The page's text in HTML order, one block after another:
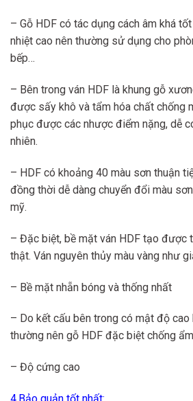
– Gỗ HDF có tác dụng cách âm khá
nhiệt cao nên thường sử dụng cho
bếp…
– Bên trong ván HDF là khung gỗ
được sấy khô và tẩm hóa chất chống
phục được các nhược điểm nặng, dễ
nhiên.
– HDF có khoảng 40 màu sơn thuận
đồng thời dễ dàng chuyển đổi màu
mỹ.
– Đặc biệt, bề mặt ván HDF tạo được
thật. Ván nguyên thủy màu vàng như
– Bề mặt nhẵn bóng và thống nhất
– Do kết cấu bên trong có mật độ cao
thường nên gỗ HDF đặc biệt chống
– Độ cứng cao